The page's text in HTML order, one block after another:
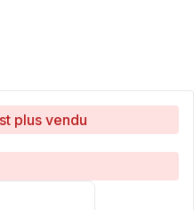
plus vendu